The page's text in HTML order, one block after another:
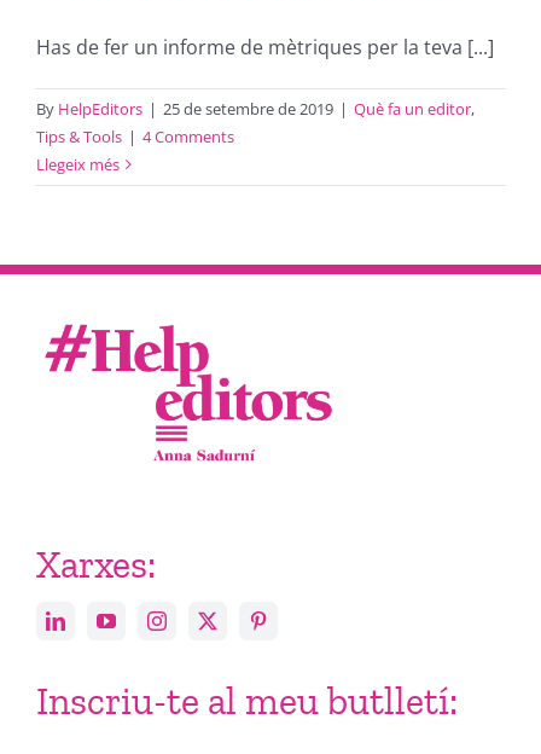
Has de fer un informe de mètriques per la teva [...]
By HelpEditors | 25 de setembre de 2019 | Què fa un editor,
Tips & Tools | 4 Comments
Llegeix més
Xarxes:
Inscriu-te al meu butlletí: